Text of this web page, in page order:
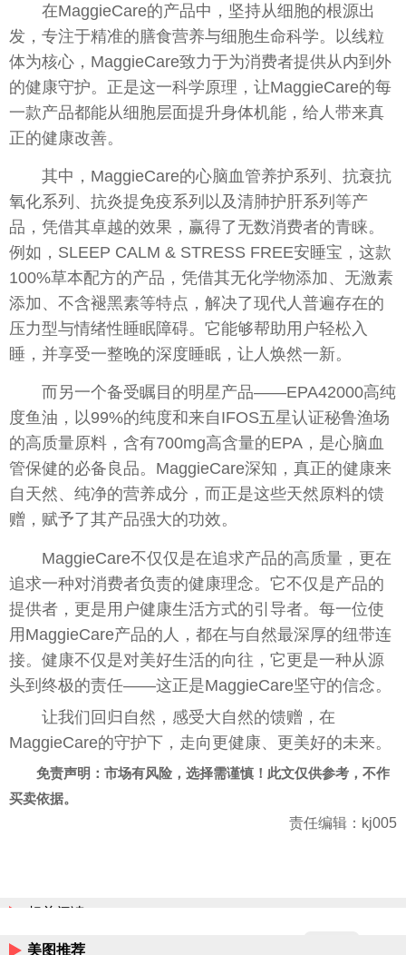
在MaggieCare的产品中，坚持从细胞的根源出
发，专注于精准的膳食营养与细胞生命科学。以线粒
体为核心，MaggieCare致力于为消费者提供从内到外
的健康守护。正是这一科学原理，让MaggieCare的每
一款产品都能从细胞层面提升身体机能，给人带来真
正的健康改善。
其中，MaggieCare的心脑血管养护系列、抗衰抗
氧化系列、抗炎提免疫系列以及清肺护肝系列等产
品，凭借其卓越的效果，赢得了无数消费者的青睐。
例如，SLEEP CALM & STRESS FREE安睡宝，这款
100%草本配方的产品，凭借其无化学物添加、无激素
添加、不含褪黑素等特点，解决了现代人普遍存在的
压力型与情绪性睡眠障碍。它能够帮助用户轻松入
睡，并享受一整晚的深度睡眠，让人焕然一新。
而另一个备受瞩目的明星产品——EPA42000高纯
度鱼油，以99%的纯度和来自IFOS五星认证秘鲁渔场
的高质量原料，含有700mg高含量的EPA，是心脑血
管保健的必备良品。MaggieCare深知，真正的健康来
自天然、纯净的营养成分，而正是这些天然原料的馈
赠，赋予了其产品强大的功效。
MaggieCare不仅仅是在追求产品的高质量，更在
追求一种对消费者负责的健康理念。它不仅是产品的
提供者，更是用户健康生活方式的引导者。每一位使
用MaggieCare产品的人，都在与自然最深厚的纽带连
接。健康不仅是对美好生活的向往，它更是一种从源
头到终极的责任——这正是MaggieCare坚守的信念。
让我们回归自然，感受大自然的馈赠，在
MaggieCare的守护下，走向更健康、更美好的未来。
免责声明：市场有风险，选择需谨慎！此文仅供参考，不作
买卖依据。
责任编辑：kj005
相关阅读
美图推荐